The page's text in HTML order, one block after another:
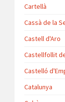
Cartellà
Cassà de la
Castell d'Aro
Castellfollit
Castelló
Catalunya